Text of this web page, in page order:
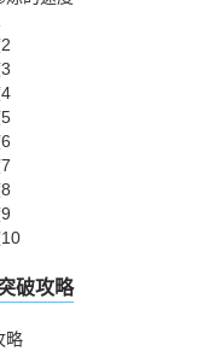
破攻略
略